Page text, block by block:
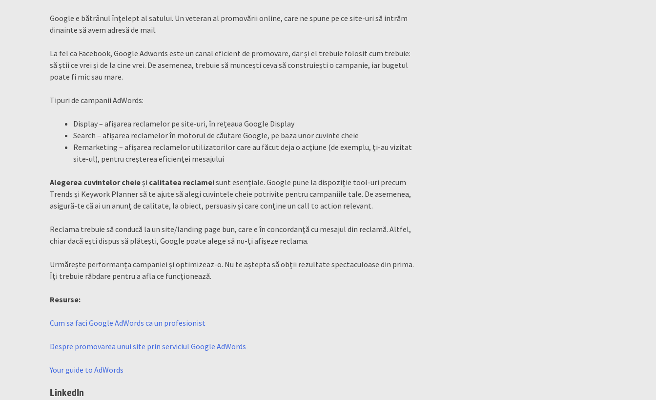
Google e bătrânul înțelept al satului. Un veteran al promovării online, care ne spune pe ce site-uri să intrăm
dinainte să avem adresă de mail.
La fel ca Facebook, Google Adwords este un canal eficient de promovare, dar și el trebuie folosit cum trebuie:
să știi ce vrei și de la cine vrei. De asemenea, trebuie să muncești ceva să construiești o campanie, iar bugetul
poate fi mic sau mare.
Tipuri de campanii AdWords:
Display – afișarea reclamelor pe site-uri, în rețeaua Google Display
Search – afișarea reclamelor în motorul de căutare Google, pe baza unor cuvinte cheie
Remarketing – afișarea reclamelor utilizatorilor care au făcut deja o acțiune (de exemplu, ți-au vizitat
site-ul), pentru creșterea eficienței mesajului
Alegerea cuvintelor cheieși calitatea reclameisunt esențiale. Google pune la dispoziție tool-uri precum
Trends și Keywork Planner să te ajute să alegi cuvintele cheie potrivite pentru campaniile tale. De asemenea,
asigură-te că ai un anunț de calitate, la obiect, persuasiv și care conține un call to action relevant.
Reclama trebuie să conducă la un site/landing page bun, care e în concordanță cu mesajul din reclamă. Altfel,
chiar dacă ești dispus să plătești, Google poate alege să nu-ți afișeze reclama.
Urmărește performanța campaniei și optimizeaz-o. Nu te aștepta să obții rezultate spectaculoase din prima.
Îți trebuie răbdare pentru a afla ce funcționează.
Resurse:
Cum sa faci Google AdWords ca un profesionist
Despre promovarea unui site prin serviciul Google AdWords
Your guide to AdWords
LinkedIn